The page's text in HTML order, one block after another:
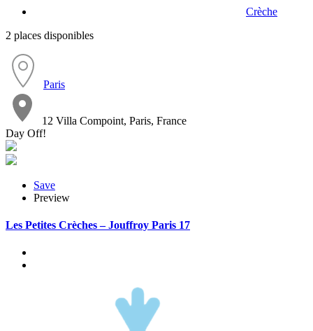
Crèche
2 places disponibles
Paris
12 Villa Compoint, Paris, France
Day Off!
Save
Preview
Les Petites Crèches – Jouffroy Paris 17